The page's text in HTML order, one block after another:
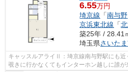
6.55万円
埼京線 「南与野
京浜東北線 「
築25年 / 28.41
埼玉県さいた
キャッスルアライⅡ：埼京線南与野駅にも近
覗きに行かなくてもインターホン越しに誰